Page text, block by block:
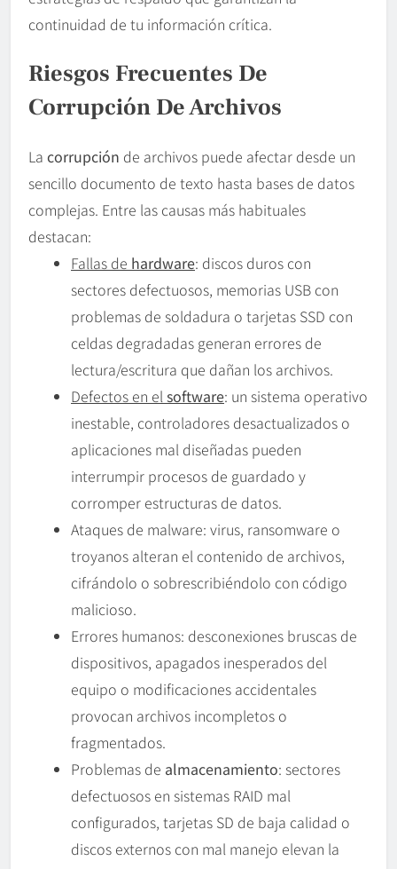
continuidad de tu información crítica.
Riesgos Frecuentes De
Corrupción De Archivos
La corrupción de archivos puede afectar desde un
sencillo documento de texto hasta bases de datos
complejas. Entre las causas más habituales
destacan:
Fallas de hardware: discos duros con
sectores defectuosos, memorias USB con
problemas de soldadura o tarjetas SSD con
celdas degradadas generan errores de
lectura/escritura que dañan los archivos.
Defectos en elsoftware: un sistema operativo
inestable, controladores desactualizados o
aplicaciones mal diseñadas pueden
interrumpir procesos de guardado y
corromper estructuras de datos.
Ataques de malware: virus, ransomware o
troyanos alteran el contenido de archivos,
cifrándolo o sobrescribiéndolo con código
malicioso.
Errores humanos: desconexiones bruscas de
dispositivos, apagados inesperados del
equipo o modificaciones accidentales
provocan archivos incompletos o
fragmentados.
Problemas de almacenamiento: sectores
defectuosos en sistemas RAID mal
configurados, tarjetas SD de baja calidad o
discos externos con mal manejo elevan la